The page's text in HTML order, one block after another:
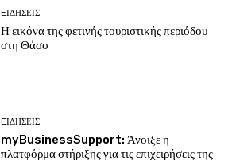
EΙΔΗΣΕΙΣ
Η εικόνα της φετινής τουριστικής περιόδου
στη Θάσο
EΙΔΗΣΕΙΣ
myBusinessSupport: Άνοιξε η
πλατφόρμα στήριξης για τις επιχειρήσεις της